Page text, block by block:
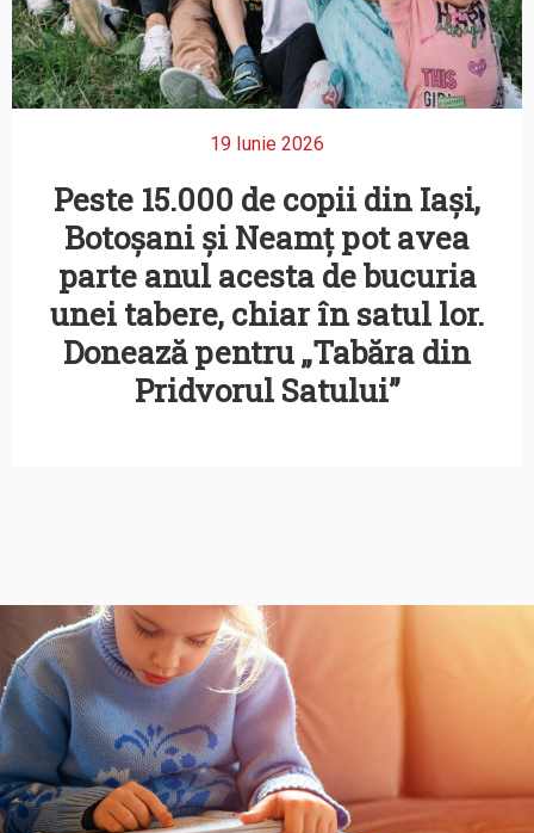
19 Iunie 2026
Peste 15.000 de copii din Iași,
Botoșani și Neamț pot avea
parte anul acesta de bucuria
unei tabere, chiar în satul lor.
Donează pentru „Tabăra din
Pridvorul Satului”